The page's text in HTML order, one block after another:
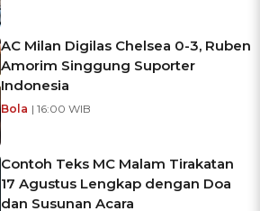
AC Milan Digilas Chelsea 0-3, Ruben
Amorim Singgung Suporter
Indonesia
Bola | 16:00 WIB
Contoh Teks MC Malam Tirakatan
17 Agustus Lengkap dengan Doa
dan Susunan Acara